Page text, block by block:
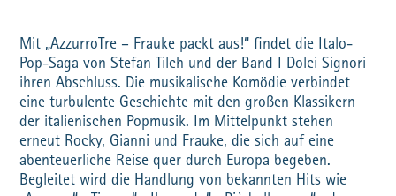
Mit „AzzurroTre – Frauke packt aus!“ findet die Italo-
Pop-Saga von Stefan Tilch und der Band I Dolci Signori
ihren Abschluss. Die musikalische Komödie verbindet
eine turbulente Geschichte mit den großen Klassikern
der italienischen Popmusik. Im Mittelpunkt stehen
erneut Rocky, Gianni und Frauke, die sich auf eine
abenteuerliche Reise quer durch Europa begeben.
Begleitet wird die Handlung von bekannten Hits wie